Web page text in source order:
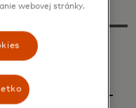
webovej stránky.